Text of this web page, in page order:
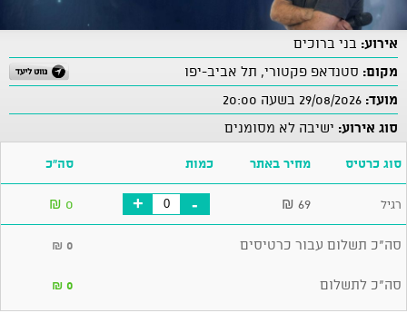
אירוע: בני ברוכים
מקום: סטנדאפ פקטורי, תל אביב-יפו
מועד:
סוג אירוע: ישיבה לא מסומנים
סוג כרטיס מחיר באתר כמות סה"כ
רגיל 69
₪
+ -
0
₪
סה"כ תשלום עבור כרטיסים 0
₪
סה"כ לתשלום 0
₪